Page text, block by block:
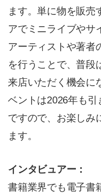
ます。単に物を販売
アでミニライブやサ
アーティストや著者
を行うことで、普段
来店いただく機会に
ベントは2026年も引
ですので、お楽しみ
ます。
インタビュアー：
書籍業界でも電子書